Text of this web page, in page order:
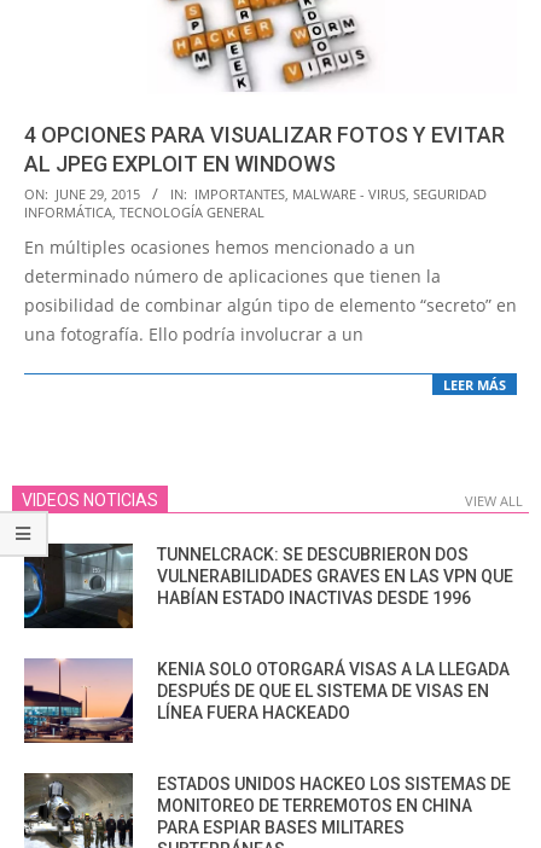
4 OPCIONES PARA VISUALIZAR FOTOS Y EVITAR
AL JPEG EXPLOIT EN WINDOWS
2015-
06-
29
ON: JUNE 29, 2015 IN: IMPORTANTES, MALWARE - VIRUS, SEGURIDAD
INFORMÁTICA, TECNOLOGÍA GENERAL
En múltiples ocasiones hemos mencionado a un
determinado número de aplicaciones que tienen la
posibilidad de combinar algún tipo de elemento “secreto” en
una fotografía. Ello podría involucrar a un
LEER MÁS
VIDEOS NOTICIAS VIEW ALL
TUNNELCRACK: SE DESCUBRIERON DOS
VULNERABILIDADES GRAVES EN LAS VPN QUE
HABÍAN ESTADO INACTIVAS DESDE 1996
KENIA SOLO OTORGARÁ VISAS A LA LLEGADA
DESPUÉS DE QUE EL SISTEMA DE VISAS EN
LÍNEA FUERA HACKEADO
ESTADOS UNIDOS HACKEO LOS SISTEMAS DE
MONITOREO DE TERREMOTOS EN CHINA
PARA ESPIAR BASES MILITARES